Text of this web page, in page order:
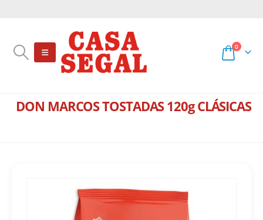
0
DON MARCOS TOSTADAS 120g CLÁSICAS